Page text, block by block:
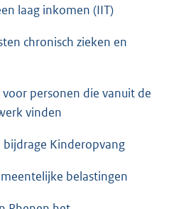
laag inkomen (IIT)
chronisch zieken en
personen die vanuit de
vinden
bijdrage Kinderopvang
belastingen